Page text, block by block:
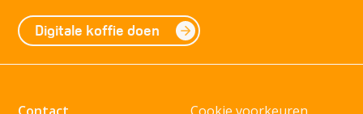
Digitale koffie doen
Contact Cookie voorkeuren